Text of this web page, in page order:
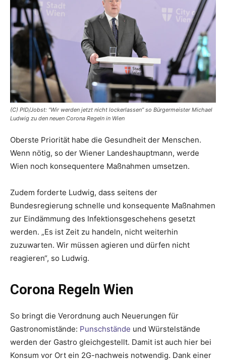
(C) PID/Jobst: “Wir werden jetzt nicht lockerlassen” so Bürgermeister Michael
Ludwig zu den neuen Corona Regeln in Wien
Oberste Priorität habe die Gesundheit der Menschen.
Wenn nötig, so der Wiener Landeshauptmann, werde
Wien noch konsequentere Maßnahmen umsetzen.
Zudem forderte Ludwig, dass seitens der
Bundesregierung schnelle und konsequente Maßnahmen
zur Eindämmung des Infektionsgeschehens gesetzt
werden. „Es ist Zeit zu handeln, nicht weiterhin
zuzuwarten. Wir müssen agieren und dürfen nicht
reagieren“, so Ludwig.
Corona Regeln Wien
So bringt die Verordnung auch Neuerungen für
Gastronomistände: Punschstände und Würstelstände
werden der Gastro gleichgestellt. Damit ist auch hier bei
Konsum vor Ort ein 2G-nachweis notwendig. Dank einer